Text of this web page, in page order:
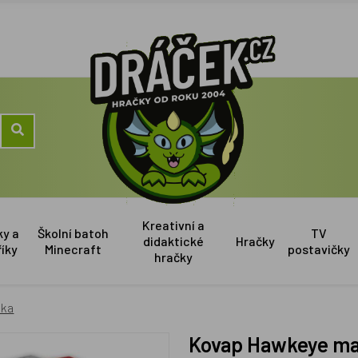
a
Školní batoh
Minecraft
Kreativní a
didaktické
hračky
Hračky
TV
postavičky
Kovap Hawkeye